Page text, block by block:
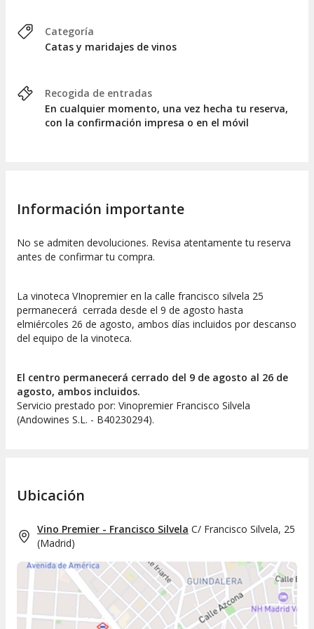
entradas vuelan!
Categoría
Catas y maridajes de vinos
Recogida de entradas
En cualquier momento, una vez hecha tu reserva,
con la confirmación impresa o en el móvil
Información importante
No se admiten devoluciones. Revisa atentamente tu reserva
antes de confirmar tu compra.
La vinoteca VInopremier en la calle francisco silvela 25
permanecerá cerrada desde el 9 de agosto hasta
elmiércoles 26 de agosto, ambos días incluidos por descanso
del equipo de la vinoteca.
El centro permanecerá cerrado del 9 de agosto al 26 de
agosto, ambos incluidos.
Servicio prestado por: Vinopremier Francisco Silvela
(Andowines S.L. - B40230294).
Ubicación
Vino Premier - Francisco Silvela C/ Francisco Silvela, 25
(Madrid)